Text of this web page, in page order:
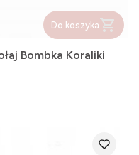
Do koszyka
Bombka Koraliki